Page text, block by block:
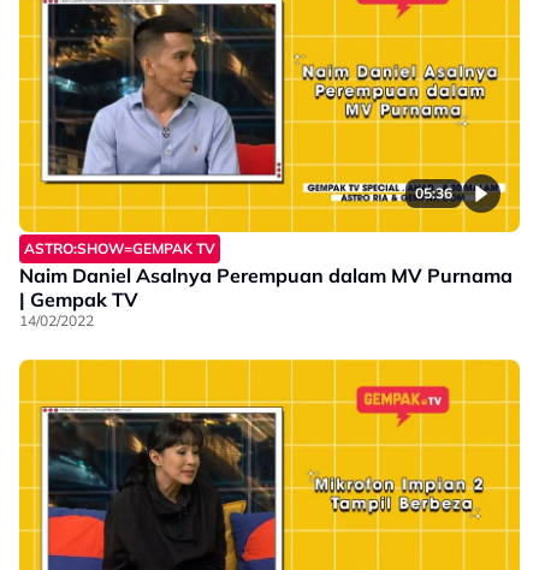
05:36
ASTRO:SHOW=GEMPAK TV
Naim Daniel Asalnya Perempuan dalam MV Purnama
| Gempak TV
14/02/2022